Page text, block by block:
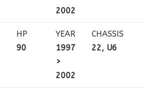
2002
HP
90
YEAR
1997
>
2002
CHASSIS
22, U6